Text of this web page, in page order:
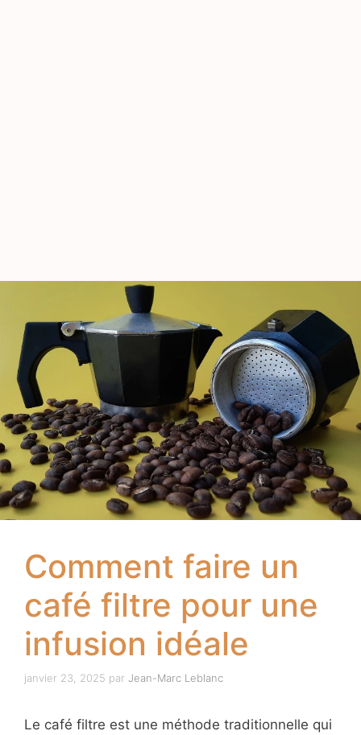
Comment faire un
café filtre pour une
infusion idéale
janvier 23, 2025 par Jean-Marc Leblanc
Le café filtre est une méthode traditionnelle qui